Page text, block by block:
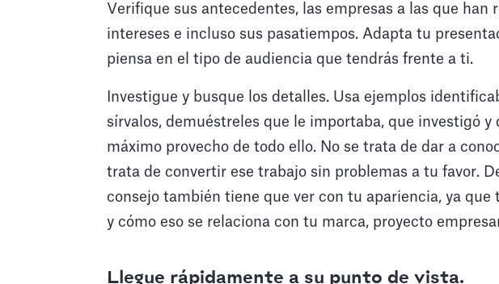
Verifique sus antecedentes, las empresas a las que han
intereses e incluso sus pasatiempos. Adapta tu
piensa en el tipo de audiencia que tendrás frente a ti.
Investigue y busque los detalles. Usa ejemplos
sírvalos, demuéstreles que le importaba, que investigó y
máximo provecho de todo ello. No se trata de dar a
trata de convertir ese trabajo sin problemas a tu favor.
consejo también tiene que ver con tu apariencia, ya que
y cómo eso se relaciona con tu marca, proyecto
Llegue rápidamente a su punto de vista.